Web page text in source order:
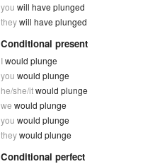
you will have plunged
theywill have plunged
Conditional present
Iwould plunge
you would plunge
he/she/itwould plunge
we would plunge
you would plunge
theywould plunge
Conditional perfect